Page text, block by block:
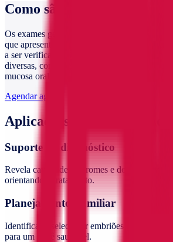
Como são realizados?
Os exames genéticos são realizados a partir
que apresentem conteúdo celular para
a ser verificado. Essas amostras podem ser
diversas, como pele, sangue periférico,
mucosa oral e tecido tumoral.
Agendar agora
Aplicações da medicina
Suporte ao diagnóstico
Revela causas de síndromes e doenças raras,
orientando o tratamento.
Planejamento Familiar
Identificar e selecionar embriões sem
para um bebê saudável.